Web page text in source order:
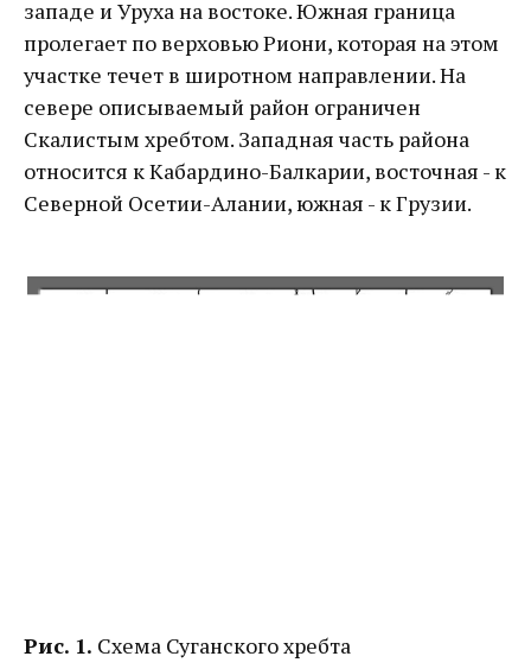
западе и Уруха на востоке. Южная граница
пролегает по верховью Риони, которая на этом
участке течет в широтном направлении. На
севере описываемый район ограничен
Скалистым хребтом. Западная часть района
относится к Кабардино-Балкарии, восточная - к
Северной Осетии-Алании, южная - к Грузии.
Рис. 1. Схема Суганского хребта